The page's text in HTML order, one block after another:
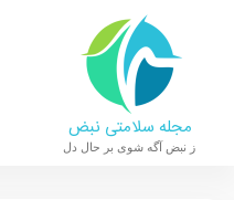
مجله سلامتی نبض
ز نبض آگه شوی بر حال دل